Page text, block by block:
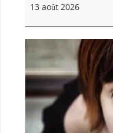
13 août 2026